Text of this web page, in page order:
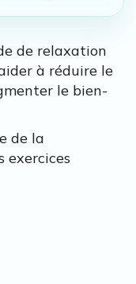
de relaxation
à réduire le
le bien-
de la
exercices